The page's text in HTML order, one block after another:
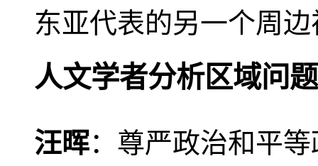
东亚代表的另一个周
人文学者分析区域问题
汪晖：尊严政治和平